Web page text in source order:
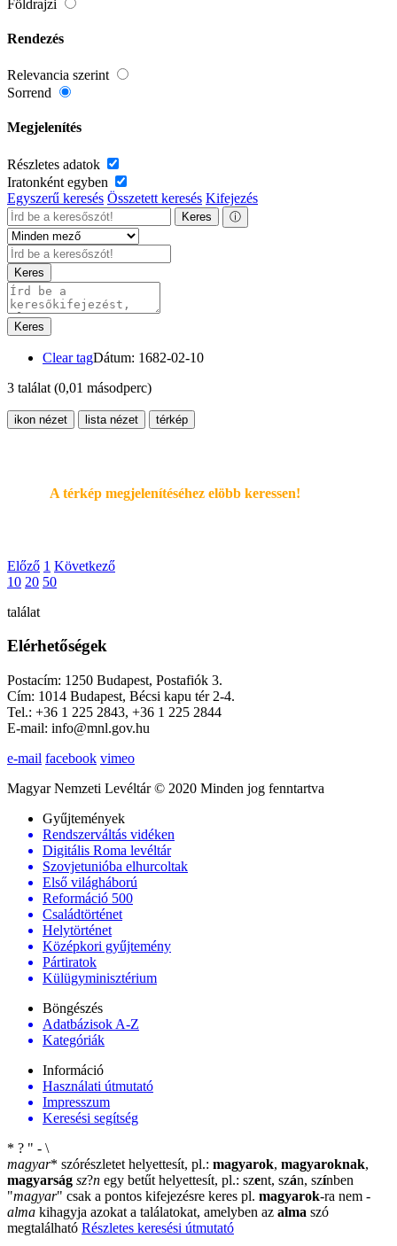
Földrajzi
Rendezés
Relevancia szerint
Sorrend
Megjelenítés
Részletes adatok
Iratonként egyben
Egyszerű keresés Összetett keresés Kifejezés
Keres ⓘ
Keres
Keres
Clear tagDátum: 1682-02-10
3 találat (0,01 másodperc)
ikon nézet lista nézet térkép
A térkép megjelenítéséhez elöbb keressen!
Előző 1 Következő
10 20 50
találat
Elérhetőségek
Postacím: 1250 Budapest, Postafiók 3.
Cím: 1014 Budapest, Bécsi kapu tér 2-4.
Tel.: +36 1 225 2843, +36 1 225 2844
E-mail: info@mnl.gov.hu
e-mail facebook vimeo
Magyar Nemzeti Levéltár © 2020 Minden jog fenntartva
Gyűjtemények
Rendszerváltás vidéken
Digitális Roma levéltár
Szovjetunióba elhurcoltak
Első világháború
Reformáció 500
Családtörténet
Helytörténet
Középkori gyűjtemény
Pártiratok
Külügyminisztérium
Böngészés
Adatbázisok A-Z
Kategóriák
Információ
Használati útmutató
Impresszum
Keresési segítség
* ? " - \
magyar* szórészletet helyettesít, pl.: magyarok, magyaroknak,
magyarság sz?n egy betűt helyettesít, pl.: szent, szán, színben
"magyar" csak a pontos kifejezésre keres pl. magyarok-ra nem -
alma kihagyja azokat a találatokat, amelyben az alma szó
megtalálható Részletes keresési útmutató